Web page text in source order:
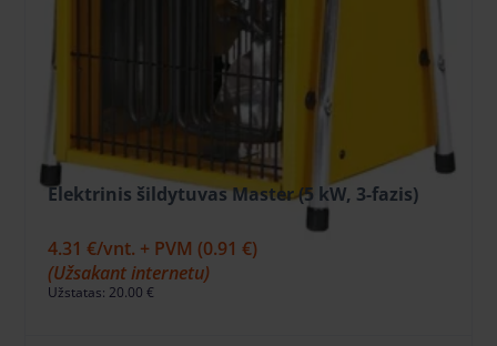
Elektrinis šildytuvas Master (5 kW, 3-fazis)
4.31 €/vnt. + PVM (0.91 €)
(Užsakant internetu)
Užstatas: 20.00 €